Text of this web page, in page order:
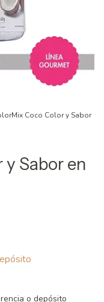
Coco Color y Sabor
Sabor en
o depósito